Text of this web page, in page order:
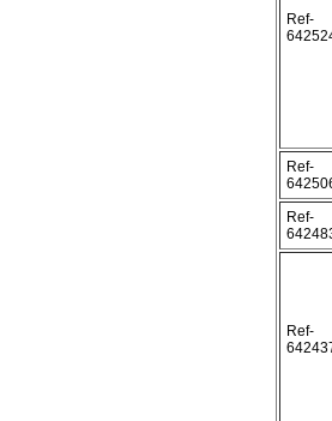
Ref-
Ref-
Ref-
Ref-